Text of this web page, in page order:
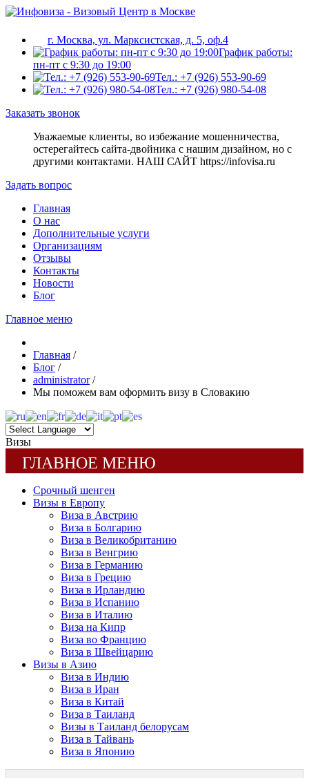
г. Москва, ул. Марксистская, д. 5, оф.4
График работы:
пн-пт с 9:30 до 19:00
Тел.: +7 (926) 553-90-69
Тел.: +7 (926) 980-54-08
Заказать звонок
Уважаемые клиенты, во избежание мошенничества,
остерегайтесь сайта-двойника c нашим дизайном, но с
другими контактами. НАШ САЙТ https://infovisa.ru
Задать вопрос
Главная
О нас
Дополнительные услуги
Организациям
Отзывы
Контакты
Новости
Блог
Главное меню
Главная /
Блог /
administrator /
Мы поможем вам оформить визу в Словакию
Визы
ГЛАВНОЕ МЕНЮ
Срочный шенген
Визы в Европу
Виза в Австрию
Виза в Болгарию
Виза в Великобританию
Виза в Венгрию
Виза в Германию
Виза в Грецию
Виза в Ирландию
Виза в Испанию
Виза в Италию
Виза на Кипр
Виза во Францию
Виза в Швейцарию
Визы в Азию
Виза в Индию
Виза в Иран
Виза в Китай
Виза в Таиланд
Визы в Таиланд белорусам
Виза в Тайвань
Виза в Японию